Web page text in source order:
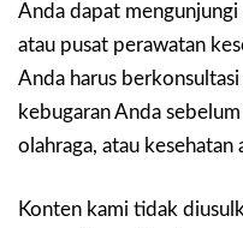
Anda dapat
atau pusat perawatan
Anda harus
kebugaran Anda
olahraga, atau kesehatan
Konten kami tidak